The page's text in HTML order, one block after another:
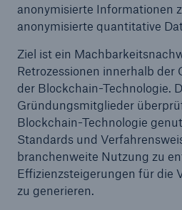
anonymisierte Informationen
anonymisierte quantitative
Ziel ist ein
Retrozessionen innerhalb
der Blockchain-Technologie.
Gründungsmitglieder
Blockchain-Technologie
Standards und
branchenweite Nutzung zu
Effizienzsteigerungen für die
zu generieren.